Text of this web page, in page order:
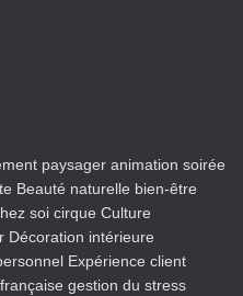
paysager animation soirée
Beauté naturelle bien-être
soi cirque Culture
Décoration intérieure
Expérience client
gestion du stress